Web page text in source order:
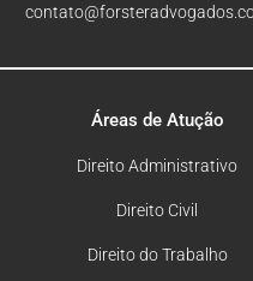
Áreas de Atução
Direito Administrativo
Direito Civil
Direito do Trabalho